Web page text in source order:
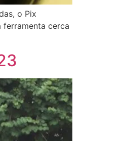
o Pix
cerca